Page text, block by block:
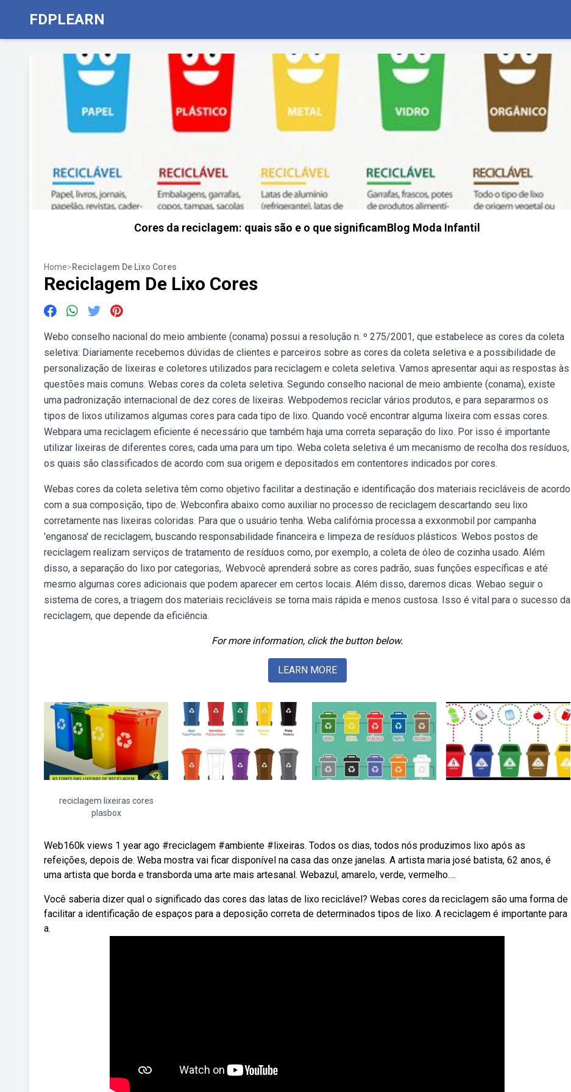
FDPLEARN
Cores da reciclagem: quais são e o que significamBlog Moda Infantil
Home>Reciclagem De Lixo Cores
Reciclagem De Lixo Cores
Webo conselho nacional do meio ambiente (conama) possui a resolução n. º 275/2001, que estabelece as cores da coleta
seletiva: Diariamente recebemos dúvidas de clientes e parceiros sobre as cores da coleta seletiva e a possibilidade de
personalização de lixeiras e coletores utilizados para reciclagem e coleta seletiva. Vamos apresentar aqui as respostas às
questões mais comuns. Webas cores da coleta seletiva. Segundo conselho nacional de meio ambiente (conama), existe
uma padronização internacional de dez cores de lixeiras. Webpodemos reciclar vários produtos, e para separarmos os
tipos de lixos utilizamos algumas cores para cada tipo de lixo. Quando você encontrar alguma lixeira com essas cores.
Webpara uma reciclagem eficiente é necessário que também haja uma correta separação do lixo. Por isso é importante
utilizar lixeiras de diferentes cores, cada uma para um tipo. Weba coleta seletiva é um mecanismo de recolha dos resíduos,
os quais são classificados de acordo com sua origem e depositados em contentores indicados por cores.
Webas cores da coleta seletiva têm como objetivo facilitar a destinação e identificação dos materiais recicláveis de acordo
com a sua composição, tipo de. Webconfira abaixo como auxiliar no processo de reciclagem descartando seu lixo
corretamente nas lixeiras coloridas. Para que o usuário tenha. Weba califórnia processa a exxonmobil por campanha
'enganosa' de reciclagem, buscando responsabilidade financeira e limpeza de resíduos plásticos. Webos postos de
reciclagem realizam serviços de tratamento de resíduos como, por exemplo, a coleta de óleo de cozinha usado. Além
disso, a separação do lixo por categorias,. Webvocê aprenderá sobre as cores padrão, suas funções específicas e até
mesmo algumas cores adicionais que podem aparecer em certos locais. Além disso, daremos dicas. Webao seguir o
sistema de cores, a triagem dos materiais recicláveis se torna mais rápida e menos custosa. Isso é vital para o sucesso da
reciclagem, que depende da eficiência.
For more information, click the button below.
LEARN MORE
reciclagem lixeiras cores
plasbox
Web160k views 1 year ago #reciclagem #ambiente #lixeiras. Todos os dias, todos nós produzimos lixo após as
refeições, depois de. Weba mostra vai ficar disponível na casa das onze janelas. A artista maria josé batista, 62 anos, é
uma artista que borda e transborda uma arte mais artesanal. Webazul, amarelo, verde, vermelho….
Você saberia dizer qual o significado das cores das latas de lixo reciclável? Webas cores da reciclagem são uma forma de
facilitar a identificação de espaços para a deposição correta de determinados tipos de lixo. A reciclagem é importante para
a.